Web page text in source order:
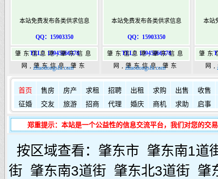
本站免费发布各类供求信息
QQ：15903350
TEL：15945066378
肇东信息港,肇东信息
网,肇东信息,肇东
365,肇东365信息
港|www.zhaodongshi.com
zhaodongshi.com
本站免费发布各类供求信息
QQ：15903350
TEL：15945066378
肇东信息港,肇东信息
网,肇东信息,肇东
365,肇东365信息
港|www.zhaodongshi.com
zhaodongshi.com
本站
肇东
网
港
如何发布信息？ 如何固定
首页 售房 房产 求租 招聘 出租 求购 出售
收售
征婚
交友 旅游 招商 代理 婚庆 商机 求助 启事
郑重提示：本站是一个公益性的信息交流平台，我们对您的交
按区域查看： 肇东市 肇东南1道
街 肇东南3道街 肇东北3道街 肇